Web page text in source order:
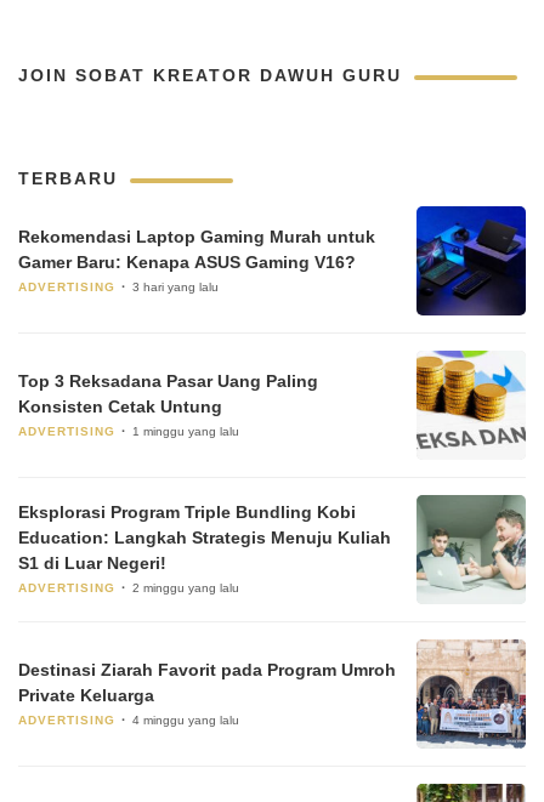
JOIN SOBAT KREATOR DAWUH GURU
TERBARU
Rekomendasi Laptop Gaming Murah untuk
Gamer Baru: Kenapa ASUS Gaming V16?
ADVERTISING 3 hari yang lalu
Top 3 Reksadana Pasar Uang Paling
Konsisten Cetak Untung
ADVERTISING 1 minggu yang lalu
Eksplorasi Program Triple Bundling Kobi
Education: Langkah Strategis Menuju Kuliah
S1 di Luar Negeri!
ADVERTISING 2 minggu yang lalu
Destinasi Ziarah Favorit pada Program Umroh
Private Keluarga
ADVERTISING 4 minggu yang lalu